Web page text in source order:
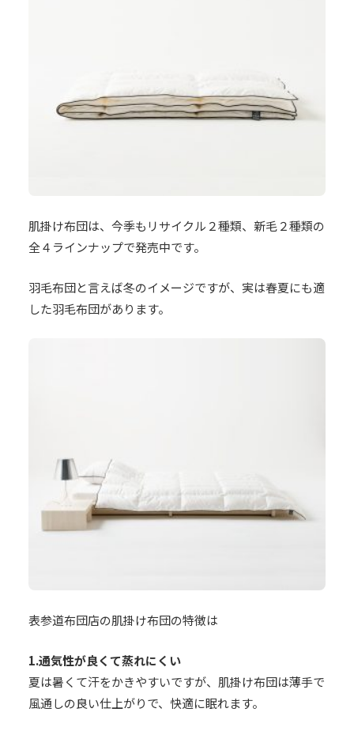
肌掛け布団は、今季もリサイクル２種類、新毛２種類の
全４ラインナップで発売中です。
羽毛布団と言えば冬のイメージですが、実は春夏にも適
した羽毛布団があります。
表参道布団店の肌掛け布団の特徴は
1.通気性が良くて蒸れにくい
夏は暑くて汗をかきやすいですが、肌掛け布団は薄手で
風通しの良い仕上がりで、快適に眠れます。